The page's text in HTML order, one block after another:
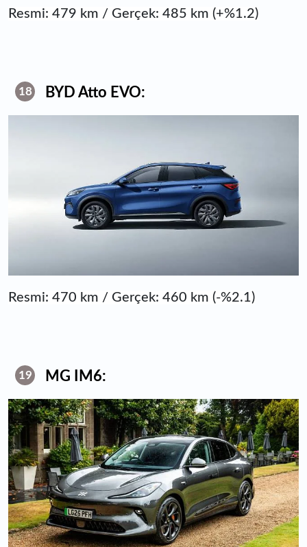
Resmi: 479 km / Gerçek: 485 km (+%1.2)
18 BYD Atto EVO:
Resmi: 470 km / Gerçek: 460 km (-%2.1)
19 MG IM6: